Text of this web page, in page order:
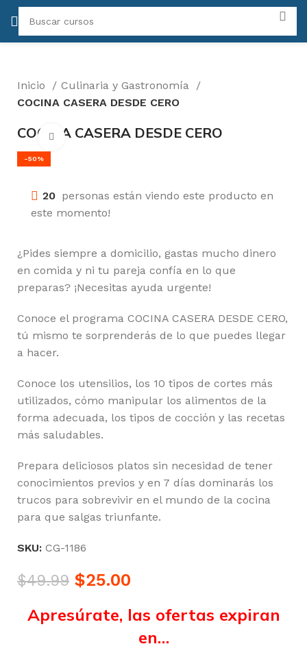
Inicio
Culinaria y Gastronomía
COCINA CASERA DESDE CERO
COCINA CASERA DESDE CERO
-50%
Click para agrandar
20 personas están viendo este producto en
este momento!
¿Pides siempre a domicilio, gastas mucho dinero
en comida y ni tu pareja confía en lo que
preparas? ¡Necesitas ayuda urgente!
Conoce el programa COCINA CASERA DESDE CERO,
tú mismo te sorprenderás de lo que puedes llegar
a hacer.
Conoce los utensilios, los 10 tipos de cortes más
utilizados, cómo manipular los alimentos de la
forma adecuada, los tipos de cocción y las recetas
más saludables.
Prepara deliciosos platos sin necesidad de tener
conocimientos previos y en 7 días dominarás los
trucos para sobrevivir en el mundo de la cocina
para que salgas triunfante.
SKU: CG-1186
$49.99 $25.00
Apresúrate, las ofertas expiran
en…